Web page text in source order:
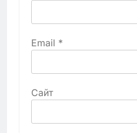
Email *
Сайт